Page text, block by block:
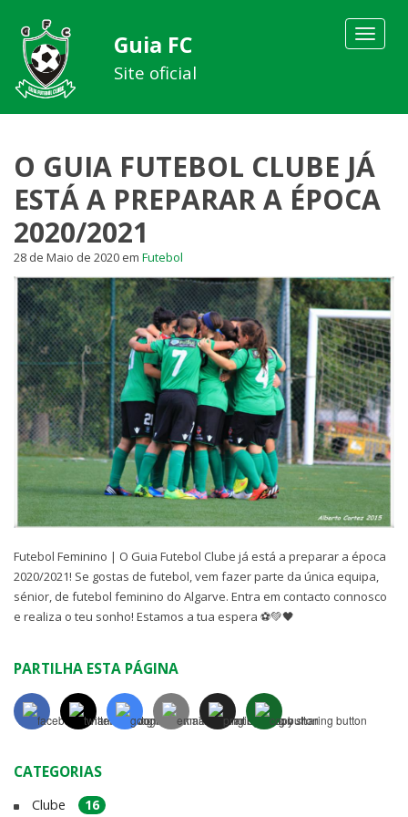
Toggle
Guia FC
Site oficial
O GUIA FUTEBOL CLUBE JÁ
ESTÁ A PREPARAR A ÉPOCA
2020/2021
28 de Maio de 2020 em Futebol
Futebol Feminino | O Guia Futebol Clube já está a preparar a época
2020/2021! Se gostas de futebol, vem fazer parte da única equipa,
sénior, de futebol feminino do Algarve. Entra em contacto connosco
e realiza o teu sonho! Estamos a tua espera ⚽️💚🖤
PARTILHA ESTA PÁGINA
CATEGORIAS
Clube 16